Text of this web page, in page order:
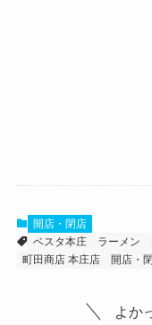
開店・閉店
ベスタ本庄
ラーメン
町田商店 本庄店
開店・
よか